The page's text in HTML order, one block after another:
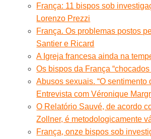
França: 11 bispos sob
Lorenzo Prezzi
França. Os problemas postos
Santier e Ricard
A Igreja francesa ainda na
Os bispos da França “chocados
Abusos sexuais. “O sentimento
Entrevista com Véronique
O Relatório Sauvé, de acordo
Zollner, é metodologicamente
França, onze bispos sob